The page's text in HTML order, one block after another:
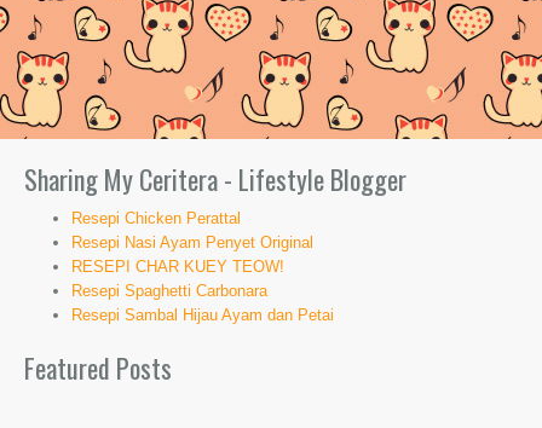
Sharing My Ceritera - Lifestyle Blogger
Resepi Chicken Perattal
Resepi Nasi Ayam Penyet Original
RESEPI CHAR KUEY TEOW!
Resepi Spaghetti Carbonara
Resepi Sambal Hijau Ayam dan Petai
Featured Posts